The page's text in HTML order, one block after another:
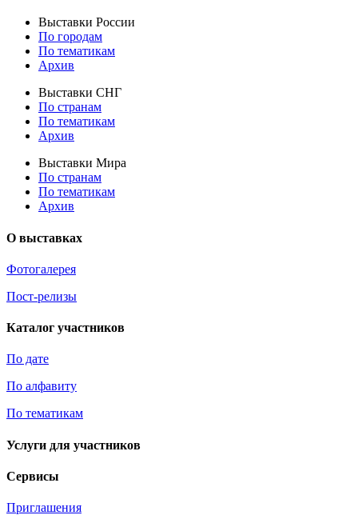
Выставки России
По городам
По тематикам
Архив
Выставки СНГ
По странам
По тематикам
Архив
Выставки Мира
По странам
По тематикам
Архив
О выставках
Фотогалерея
Пост-релизы
Каталог участников
По дате
По алфавиту
По тематикам
Услуги для участников
Сервисы
Приглашения